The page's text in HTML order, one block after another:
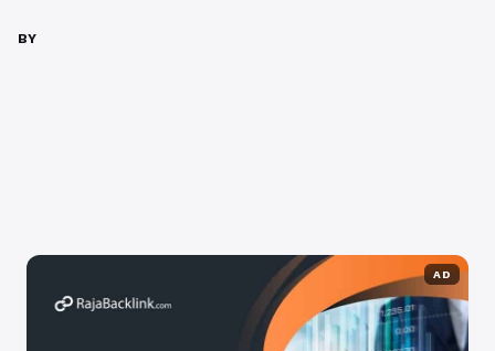
menginap di Anda Losmen, sebuah penginapan yang
BY
AD